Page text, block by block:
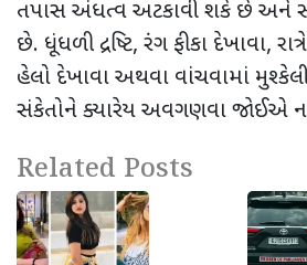
તપાસ અંધત્વ અટકાવી શકે છે અને
છે. ધૂંધળી દ્રષ્ટિ, રંગ ફીકા દેખાવા,
હેલો દેખાવા અથવા વાંચવામાં
સંકેતોને ક્યારેય અવગણવા જોઈએ
Related Posts